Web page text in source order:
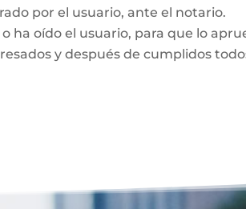
por el usuario, ante el notario.
ha oído el usuario, para que lo
y después de cumplidos